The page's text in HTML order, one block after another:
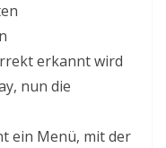
erkannt wird
nun die
ein Menü, mit der